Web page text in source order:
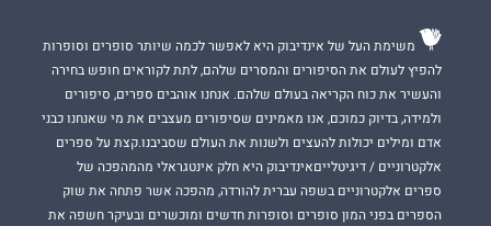
משימת העל של אינדיבוק היא לאפשר לכמה שיותר סופרים וסופרות
להפיץ לעולם את הסיפורים והמסרים שלהם, לתת לקוראים חופש בחירה
והעשיר את כוח הקריאה בעולם שלהם. אנחנו אוהבים ספרים, סיפורים
ולמידה, בדיוק כמוכם, אנו מאמינים שסיפורים מעצבים את מי שאנחנו כבני
אדם ומילים יכולות להעצים ולשנות את העולם שסביבנו.קצת על ספרים
אלקטרוניים / דיגיטלייםאינדיבוק היא חלק אינטגראלי מהמהפכה של
ספרים אלקטרוניים בשפה עברית להורדה, מהפכה אשר פתחה את שוק
הספרים בפני המון סופרים וסופרות חדשים ומוכשרים ובעיקר חשפה את